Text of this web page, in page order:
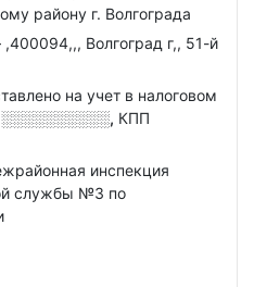
району г. Волгограда
Волгоград г,, 51-й
на учет в налоговом
░░░░░░░░░░, КПП
инспекция
службы №3 по